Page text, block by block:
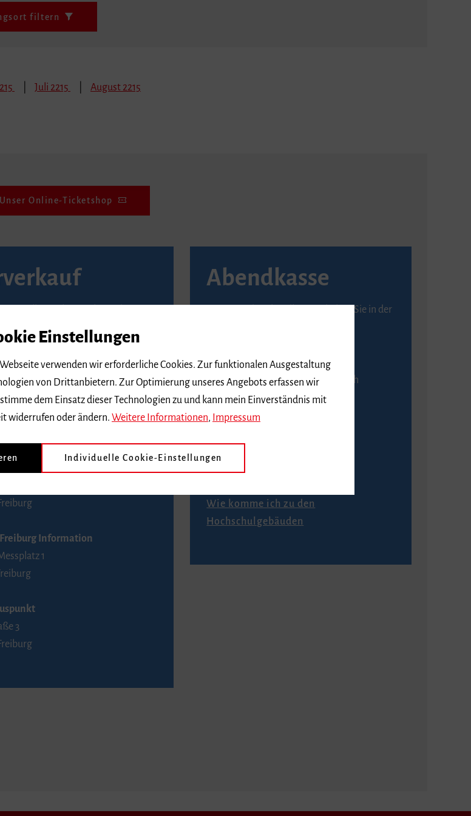
filtern
Juli 2215 August 2215
Unser Online-Ticketshop
Seite von Reservix.
Freiburg
Straße 229
0761 4968888 (Reservierungen sind
Freiburg Information
1
3
Abendkasse
Karten an der Abendkasse erhalten Sie in der
An der Abendkasse ist ausschließlich
Barzahlung möglich.
Anfahrt
Wie komme ich zu den
Hochschulgebäuden
Einstellungen
verwenden wir erforderliche Cookies. Zur funktionalen Ausgestaltung
von Drittanbietern. Zur Optimierung unseres Angebots erfassen wir
dem Einsatz dieser Technologien zu und kann mein Einverständnis mit
widerrufen oder ändern. Weitere Informationen, Impressum
Individuelle Cookie-Einstellungen